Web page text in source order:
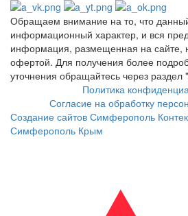
Обращаем внимание на то, что
информационный характер, и вся
информация, размещенная на сайте,
офертой. Для получения более
уточнения обращайтесь через раздел
Политика
Согласие на обработку
Создание сайтов Симферополь
Симферополь Крым